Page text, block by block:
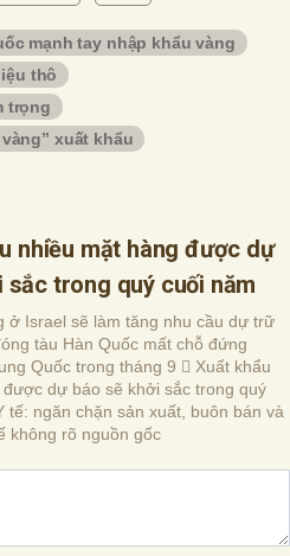
mạnh tay nhập khẩu vàng
thô
trọng
xuất khẩu
nhiều mặt hàng được dự
sắc trong quý cuối năm
ở Israel sẽ làm tăng nhu cầu dự trữ
tàu Hàn Quốc mất chỗ đứng
Quốc trong tháng 9  Xuất khẩu
dự báo sẽ khởi sắc trong quý
tế: ngăn chặn sản xuất, buôn bán và
không rõ nguồn gốc